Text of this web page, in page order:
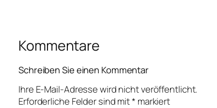
Kommentare
Schreiben Sie einen Kommentar
Ihre E-Mail-Adresse wird nicht veröffentlicht.
Erforderliche Felder sind mit* markiert